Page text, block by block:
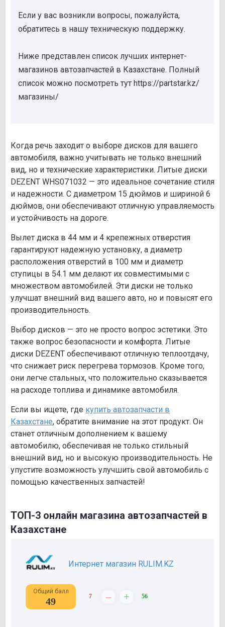
Если у вас возникли вопросы, пожалуйста,
обратитесь в нашу техническую поддержку.
Ниже представлен список лучших интернет-
магазинов автозапчастей в Казахстане. Полный
список можно посмотреть тут https://partstar.kz/
магазины/
Когда речь заходит о выборе дисков для вашего
автомобиля, важно учитывать не только внешний
вид, но и технические характеристики. Литые диски
DEZENT WHS071032 — это идеальное сочетание стиля
и надежности. С диаметром 15 дюймов и шириной 6
дюймов, они обеспечивают отличную управляемость
и устойчивость на дороге.
Вылет диска в 44 мм и 4 крепежных отверстия
гарантируют надежную установку, а диаметр
расположения отверстий в 100 мм и диаметр
ступицы в 54.1 мм делают их совместимыми с
множеством автомобилей. Эти диски не только
улучшат внешний вид вашего авто, но и повысят его
производительность.
Выбор дисков — это не просто вопрос эстетики. Это
также вопрос безопасности и комфорта. Литые
диски DEZENT обеспечивают отличную теплоотдачу,
что снижает риск перегрева тормозов. Кроме того,
они легче стальных, что положительно сказывается
на расходе топлива и динамике автомобиля.
Если вы ищете, где купить автозапчасти в
Казахстане, обратите внимание на этот продукт. Он
станет отличным дополнением к вашему
автомобилю, обеспечивая не только стильный
внешний вид, но и высокую производительность. Не
упустите возможность улучшить свой автомобиль с
помощью качественных запчастей!
ТОП-3 онлайн магазина автозапчастей в
Казахстане
Интернет магазин RULIM.KZ
Общий балл
49 7 – + 56